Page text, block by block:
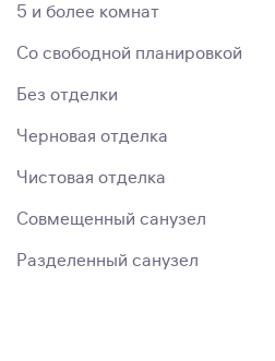
5 и более комнат
Со свободной планировкой
Без отделки
Черновая отделка
Чистовая отделка
Совмещенный санузел
Разделенный санузел